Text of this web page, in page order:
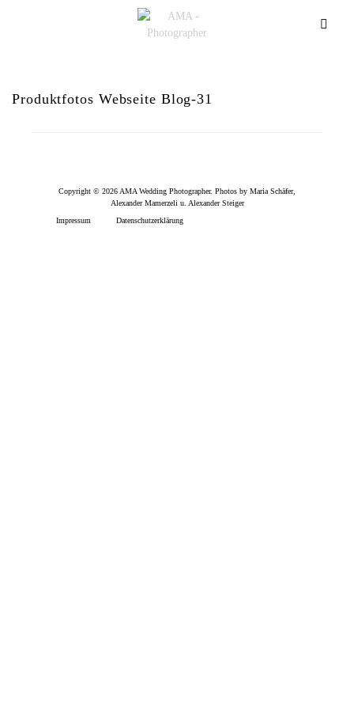
Produktfotos Webseite Blog-31
Copyright © 2026 AMA Wedding Photographer. Photos by Maria Schäfer,
Alexander Mamerzeli u. Alexander Steiger
Impressum
Datenschutzerklärung